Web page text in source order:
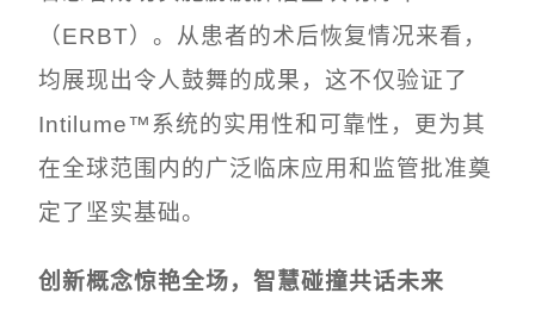
（ERBT）。从患者的术后恢复情况来看，
均展现出令人鼓舞的成果，这不仅验证了
Intilume™系统的实用性和可靠性，更为其
在全球范围内的广泛临床应用和监管批准奠
定了坚实基础。
创新概念惊艳全场，智慧碰撞共话未来